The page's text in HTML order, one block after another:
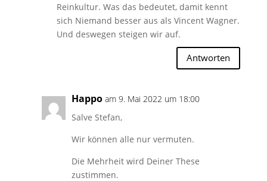
Reinkultur. Was das bedeutet, damit kennt
sich Niemand besser aus als Vincent Wagner.
Und deswegen steigen wir auf.
Antworten
Happo am 9. Mai 2022 um 18:00
Salve Stefan,
Wir können alle nur vermuten.
Die Mehrheit wird Deiner These
zustimmen.